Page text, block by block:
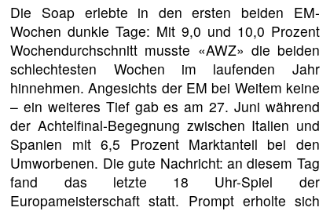
Die Soap erlebte in den ersten beiden EM-
Wochen dunkle Tage: Mit 9,0 und 10,0 Prozent
Wochendurchschnitt musste «AWZ» die beiden
schlechtesten Wochen im laufenden Jahr
hinnehmen. Angesichts der EM bei Weitem keine
– ein weiteres Tief gab es am 27. Juni während
der Achtelfinal-Begegnung zwischen Italien und
Spanien mit 6,5 Prozent Marktanteil bei den
Umworbenen. Die gute Nachricht: an diesem Tag
fand das letzte 18 Uhr-Spiel der
Europameisterschaft statt. Prompt erholte sich